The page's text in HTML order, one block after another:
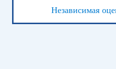
Независимая